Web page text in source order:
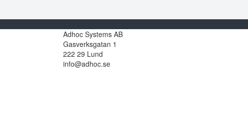
Adhoc Systems AB
Gasverksgatan 1
222 29 Lund
info@adhoc.se